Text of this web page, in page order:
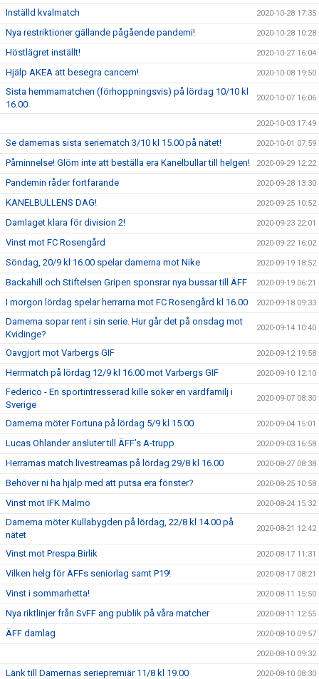
Inställd kvalmatch 2020-10-28 17:35
Nya restriktioner gällande pågående pandemi! 2020-10-28 10:28
Höstlägret inställt! 2020-10-27 16:04
Hjälp AKEA att besegra cancern! 2020-10-08 19:50
Sista hemmamatchen (förhoppningsvis) på lördag 10/10 kl
16.00
2020-10-07 16:06
2020-10-03 17:49
Se damernas sista seriematch 3/10 kl 15.00 på nätet! 2020-10-01 07:59
Påminnelse! Glöm inte att beställa era Kanelbullar till helgen! 2020-09-29 12:22
Pandemin råder fortfarande 2020-09-28 13:30
KANELBULLENS DAG! 2020-09-25 10:52
Damlaget klara för division 2! 2020-09-23 22:01
Vinst mot FC Rosengård 2020-09-22 16:02
Söndag, 20/9 kl 16.00 spelar damerna mot Nike 2020-09-19 18:52
Backahill och Stiftelsen Gripen sponsrar nya bussar till ÄFF 2020-09-19 06:21
I morgon lördag spelar herrarna mot FC Rosengård kl 16.00 2020-09-18 09:33
Damerna sopar rent i sin serie. Hur går det på onsdag mot
Kvidinge?
2020-09-14 10:40
Oavgjort mot Varbergs GIF 2020-09-12 19:58
Herrmatch på lördag 12/9 kl 16.00 mot Varbergs GIF 2020-09-10 12:10
Federico - En sportintresserad kille söker en värdfamilj i
Sverige
2020-09-07 08:30
Damerna möter Fortuna på lördag 5/9 kl 15.00 2020-09-04 15:01
Lucas Ohlander ansluter till ÄFF’s A-trupp 2020-09-03 16:58
Herrarnas match livestreamas på lördag 29/8 kl 16.00 2020-08-27 08:38
Behöver ni ha hjälp med att putsa era fönster? 2020-08-25 10:58
Vinst mot IFK Malmö 2020-08-24 15:32
Damerna möter Kullabygden på lördag, 22/8 kl 14.00 på
nätet
2020-08-21 12:42
Vinst mot Prespa Birlik 2020-08-17 11:31
Vilken helg för ÄFFs seniorlag samt P19! 2020-08-17 08:21
Vinst i sommarhetta! 2020-08-11 15:50
Nya riktlinjer från SvFF ang publik på våra matcher 2020-08-11 12:55
ÄFF damlag 2020-08-10 09:57
2020-08-10 09:32
Länk till Damernas seriepremiär 11/8 kl 19.00 2020-08-10 08:30